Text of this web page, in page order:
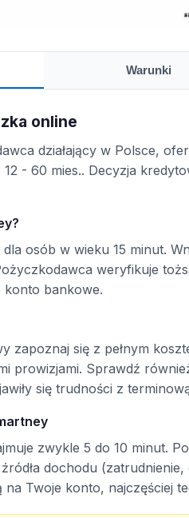
Warunki
online
działający w Polsce,
12 - 60 mies.. Decyzja
osób w wieku 15 minut.
weryfikuje
konto bankowe.
zapoznaj się z pełnym
prowizjami. Sprawdź
się trudności z
zwykle 5 do 10 minut.
dochodu
na Twoje konto, najczęściej